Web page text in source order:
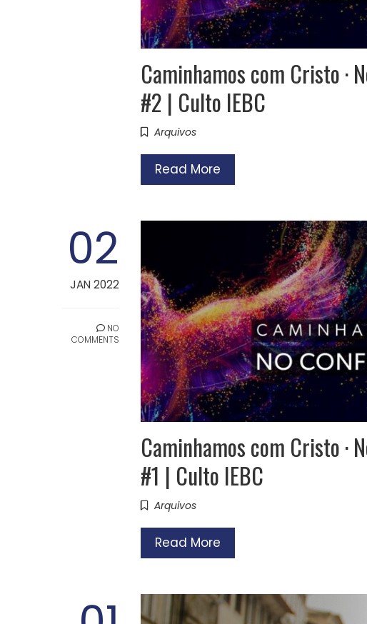
Caminhamos com Cristo ·
#2 | Culto IEBC
Arquivos
Read More
02
JAN 2022
NO
COMMENTS
Caminhamos com Cristo ·
#1 | Culto IEBC
Arquivos
Read More